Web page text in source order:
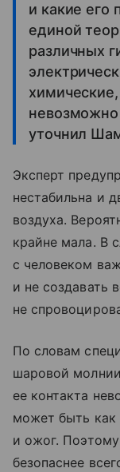
и какие его
единой
различных
невозможно
уточнил
Эксперт
нестабильна и
воздуха.
крайне мала. В
с человеком
и не создавать
не
По словам
шаровой
ее контакта
может быть как
и ожог.
безопаснее